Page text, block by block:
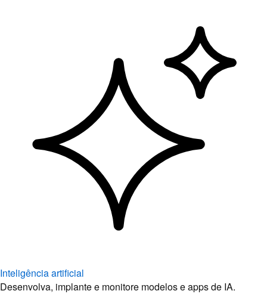
Inteligência artificial
Desenvolva, implante e monitore modelos e apps de IA.